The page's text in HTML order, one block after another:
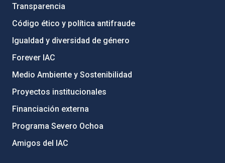
Transparencia
Código ético y política antifraude
Igualdad y diversidad de género
Forever IAC
Medio Ambiente y Sostenibilidad
Proyectos institucionales
Financiación externa
Programa Severo Ochoa
Amigos del IAC